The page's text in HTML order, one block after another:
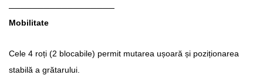
──────────────────
Mobilitate
Cele 4 roți (2 blocabile) permit mutarea ușoară și poziționarea
stabilă a grătarului.